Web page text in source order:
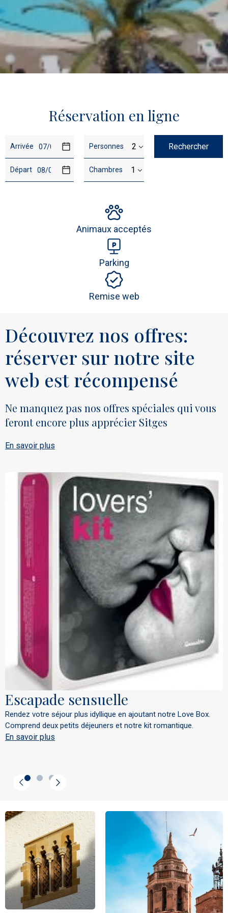
Réservation en ligne
voyage
Arrivée
Départ
Personnes
Chambres
Rechercher
Animaux acceptés
Parking
Remise web
Découvrez nos offres:
réserver sur notre site
web est récompensé
Ne manquez pas nos offres spéciales qui vous
feront encore plus apprécier Sitges
En savoir plus
Escapade sensuelle
Rendez votre séjour plus idyllique en ajoutant notre Love Box.
Comprend deux petits déjeuners et notre kit romantique.
En savoir plus